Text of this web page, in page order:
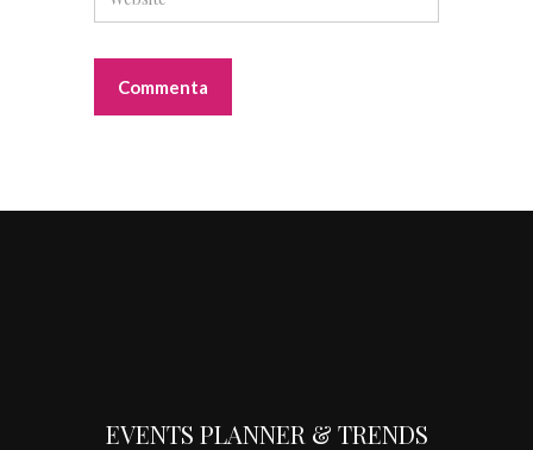
EVENTS PLANNER & TRENDS